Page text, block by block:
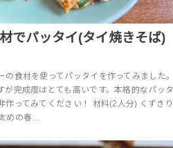
でパッタイ(タイ焼きそば)
の食材を使ってパッタイを作ってみました。
が完成度はとても高いです。本格的なパッタ
作ってみてください！ 材料(2人分) くずきり
めの春…